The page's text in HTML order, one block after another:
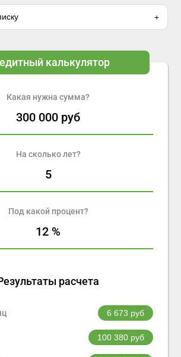
калькулятор
Какая нужна сумма?
300 000 руб
На сколько лет?
5
Под какой процент?
12 %
расчета
6 673 руб
100 380руб